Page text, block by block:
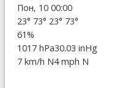
Пон, 10 00:00
23° 73° 23° 73°
61%
1017 hPa30.03 inHg
7 km/h N4 mph N